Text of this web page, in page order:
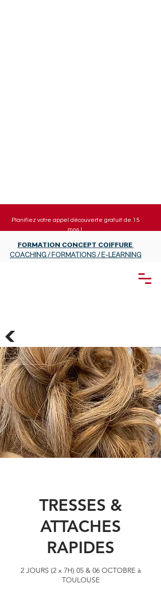
FORMATION CONCEPT COIFFURE
COACHING / FORMATIONS / E-LEARNING
Planifiez votre appel découverte gratuit de 15
mns !
TRESSES &
ATTACHES
RAPIDES
2 JOURS (2 x 7H) 05 & 06 OCTOBRE à
TOULOUSE